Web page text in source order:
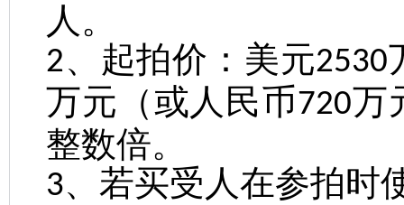
人。
2、起拍价：美元2530
万元（或人民币720万
整数倍。
3、若买受人在参拍时